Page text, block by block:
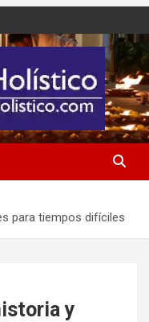
holísticas, cursos,
para tiempos difíciles
y